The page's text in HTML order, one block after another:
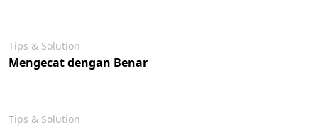
Tips & Solution
Mengecat dengan Benar
Tips & Solution